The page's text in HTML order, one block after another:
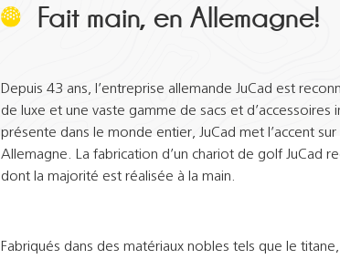
Fait main, en Allemagne!
Depuis 43 ans, l’entreprise allemande JuCad est
de luxe et une vaste gamme de sacs et d’accessoires
présente dans le monde entier, JuCad met l’accent
Allemagne. La fabrication d’un chariot de golf JuCad
dont la majorité est réalisée à la main.
Fabriqués dans des matériaux nobles tels que le